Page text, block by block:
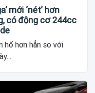
mới ‘nét’ hơn
có động cơ 244cc
hố hơn hẳn so với